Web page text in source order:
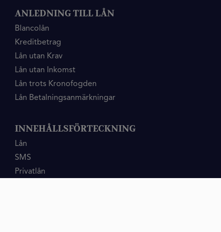
ANLEDNING TILL LÅN
Blancolån
Kreditbetrag
Lån utan Krav
Lån utan Inkomst
Lån trots Kronofogden
Lån Betalningsanmärkningar
INNEHÅLLSFÖRTECKNING
Lån
SMS
Privatlån